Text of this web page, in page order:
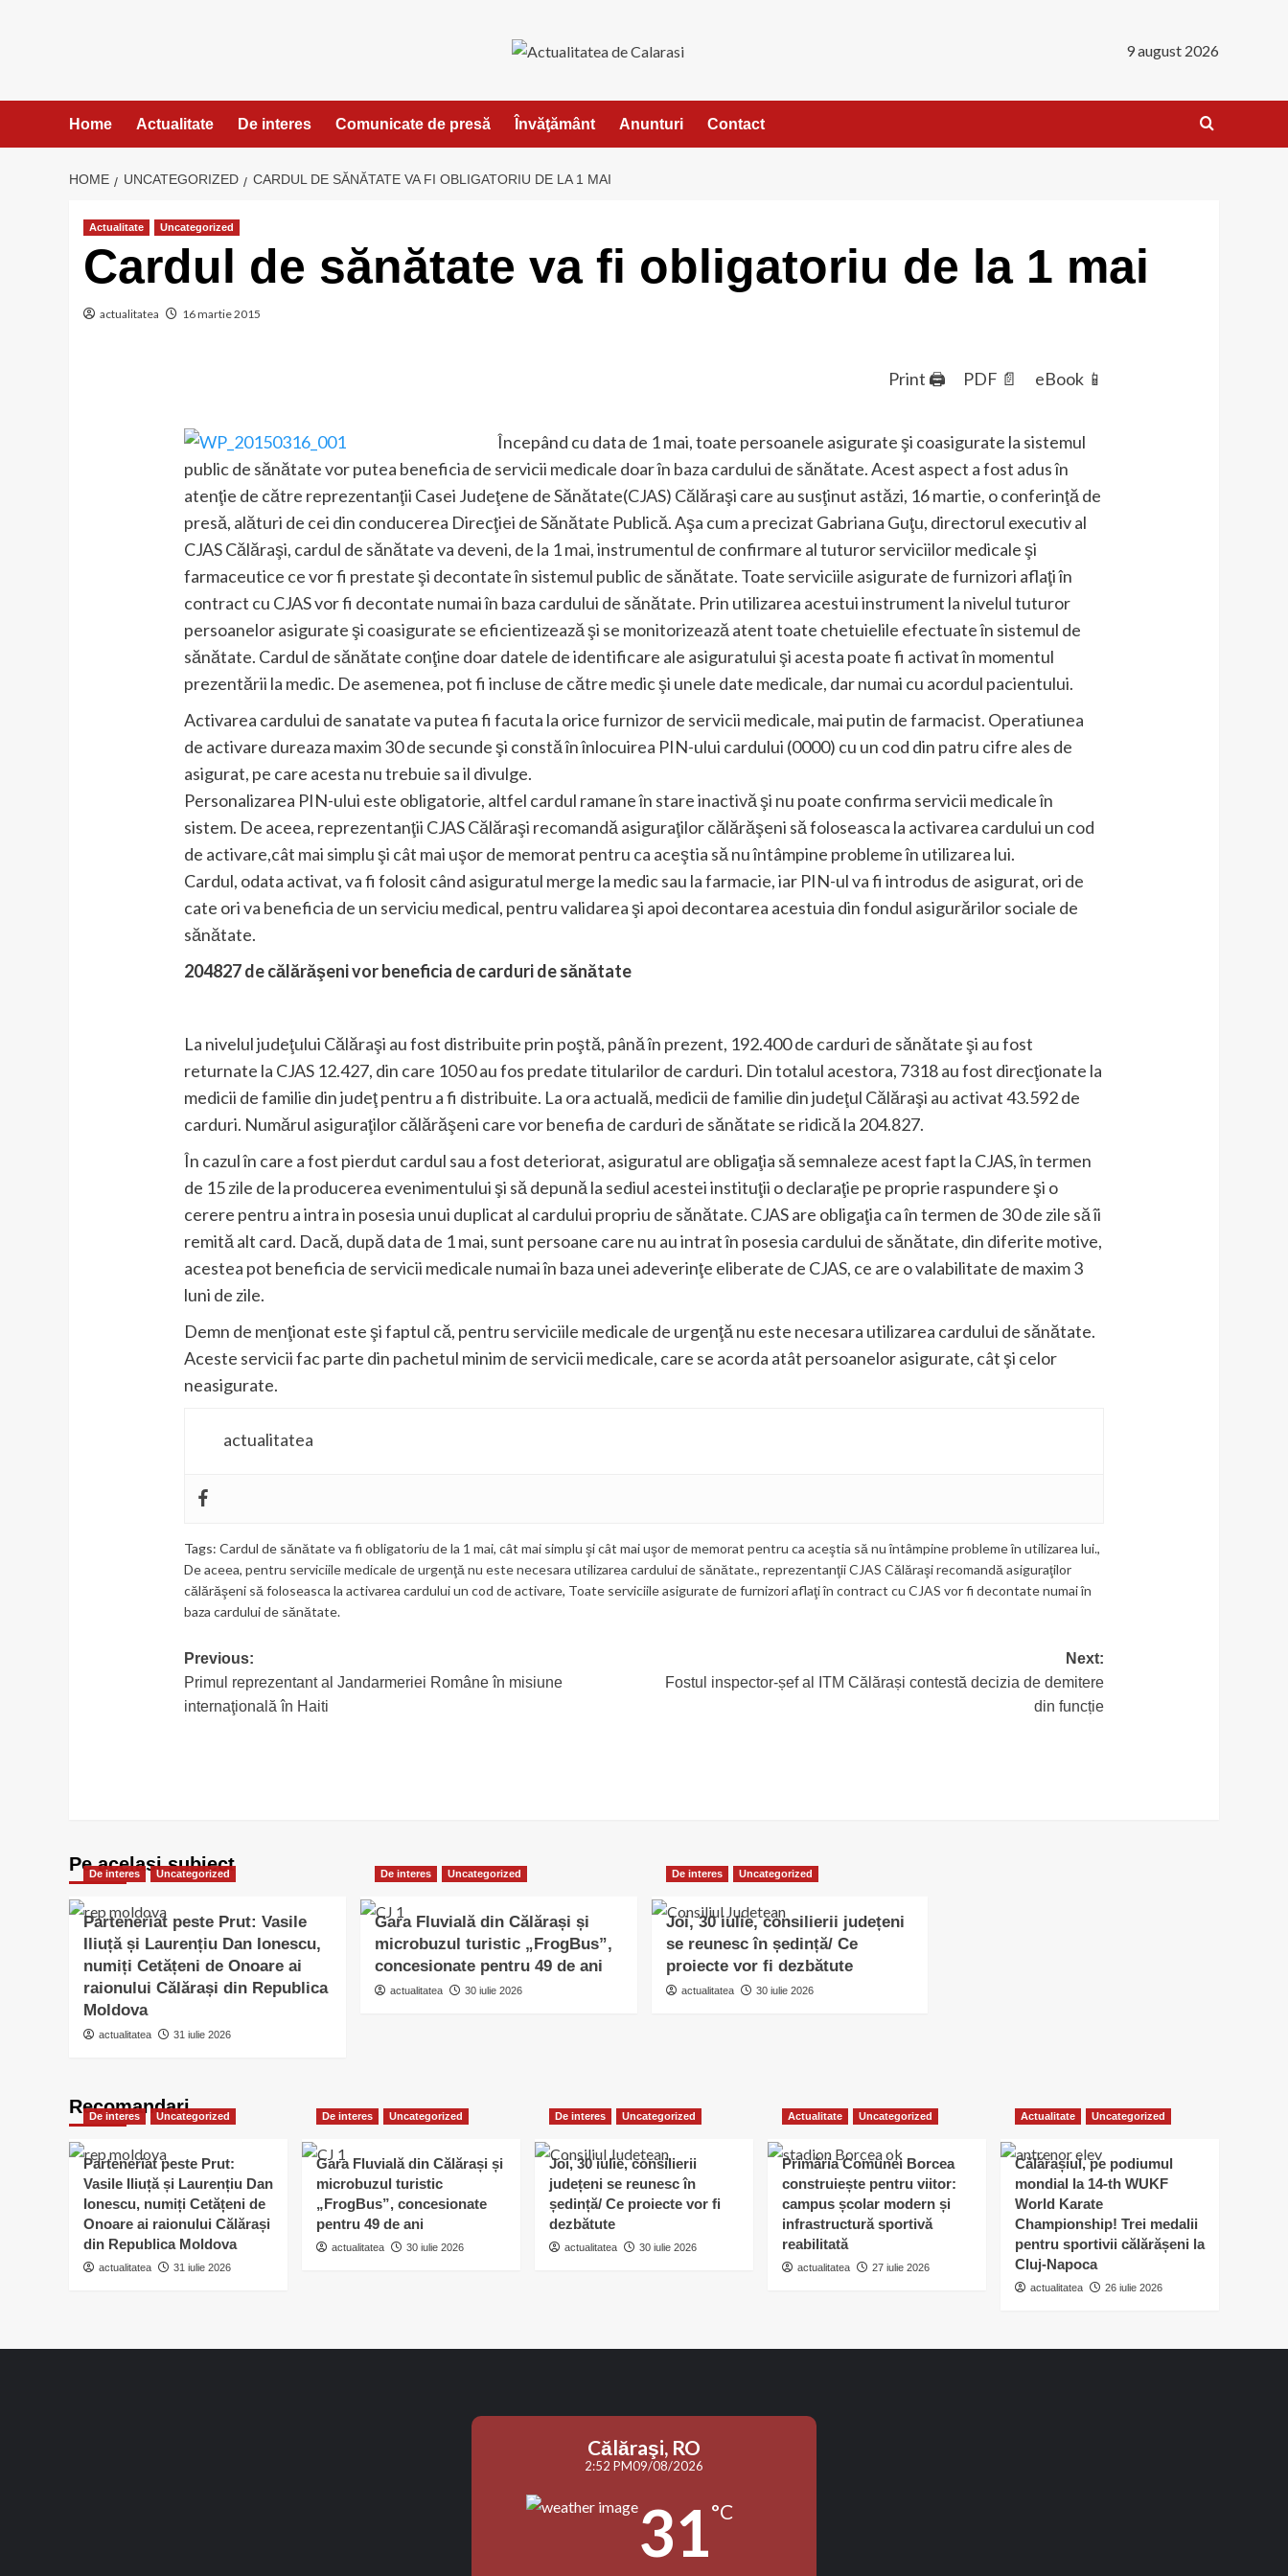
9 august 2026
Home Actualitate De interes Comunicate de presă Învăţământ Anunturi Contact
HOME UNCATEGORIZED CARDUL DE SĂNĂTATE VA FI OBLIGATORIU DE LA 1 MAI
Actualitate Uncategorized
Cardul de sănătate va fi obligatoriu de la 1 mai
actualitatea 16 martie 2015
Print 🖨 PDF 📄 eBook 📱
Începând cu data de 1 mai, toate persoanele asigurate şi coasigurate la sistemul
public de sănătate vor putea beneficia de servicii medicale doar în baza cardului de sănătate. Acest aspect a fost adus în
atenţie de către reprezentanţii Casei Judeţene de Sănătate(CJAS) Călăraşi care au susţinut astăzi, 16 martie, o conferinţă de
presă, alături de cei din conducerea Direcţiei de Sănătate Publică. Aşa cum a precizat Gabriana Guţu, directorul executiv al
CJAS Călăraşi, cardul de sănătate va deveni, de la 1 mai, instrumentul de confirmare al tuturor serviciilor medicale şi
farmaceutice ce vor fi prestate şi decontate în sistemul public de sănătate. Toate serviciile asigurate de furnizori aflaţi în
contract cu CJAS vor fi decontate numai în baza cardului de sănătate. Prin utilizarea acestui instrument la nivelul tuturor
persoanelor asigurate şi coasigurate se eficientizează şi se monitorizează atent toate chetuielile efectuate în sistemul de
sănătate. Cardul de sănătate conţine doar datele de identificare ale asiguratului şi acesta poate fi activat în momentul
prezentării la medic. De asemenea, pot fi incluse de către medic şi unele date medicale, dar numai cu acordul pacientului.
Activarea cardului de sanatate va putea fi facuta la orice furnizor de servicii medicale, mai putin de farmacist. Operatiunea
de activare dureaza maxim 30 de secunde şi constă în înlocuirea PIN-ului cardului (0000) cu un cod din patru cifre ales de
asigurat, pe care acesta nu trebuie sa il divulge.
Personalizarea PIN-ului este obligatorie, altfel cardul ramane în stare inactivă şi nu poate confirma servicii medicale în
sistem. De aceea, reprezentanţii CJAS Călăraşi recomandă asiguraţilor călărăşeni să foloseasca la activarea cardului un cod
de activare,cât mai simplu şi cât mai uşor de memorat pentru ca aceştia să nu întâmpine probleme în utilizarea lui.
Cardul, odata activat, va fi folosit când asiguratul merge la medic sau la farmacie, iar PIN-ul va fi introdus de asigurat, ori de
cate ori va beneficia de un serviciu medical, pentru validarea şi apoi decontarea acestuia din fondul asigurărilor sociale de
sănătate.
204827 de călărăşeni vor beneficia de carduri de sănătate
La nivelul judeţului Călăraşi au fost distribuite prin poştă, până în prezent, 192.400 de carduri de sănătate şi au fost
returnate la CJAS 12.427, din care 1050 au fos predate titularilor de carduri. Din totalul acestora, 7318 au fost direcţionate la
medicii de familie din judeţ pentru a fi distribuite. La ora actuală, medicii de familie din judeţul Călăraşi au activat 43.592 de
carduri. Numărul asiguraţilor călărăşeni care vor benefia de carduri de sănătate se ridică la 204.827.
În cazul în care a fost pierdut cardul sau a fost deteriorat, asiguratul are obligaţia să semnaleze acest fapt la CJAS, în termen
de 15 zile de la producerea evenimentului şi să depună la sediul acestei instituţii o declaraţie pe proprie raspundere şi o
cerere pentru a intra in posesia unui duplicat al cardului propriu de sănătate. CJAS are obligaţia ca în termen de 30 de zile să îi
remită alt card. Dacă, după data de 1 mai, sunt persoane care nu au intrat în posesia cardului de sănătate, din diferite motive,
acestea pot beneficia de servicii medicale numai în baza unei adeverinţe eliberate de CJAS, ce are o valabilitate de maxim 3
luni de zile.
Demn de menţionat este şi faptul că, pentru serviciile medicale de urgenţă nu este necesara utilizarea cardului de sănătate.
Aceste servicii fac parte din pachetul minim de servicii medicale, care se acorda atât persoanelor asigurate, cât şi celor
neasigurate.
actualitatea
Tags:Cardul de sănătate va fi obligatoriu de la 1 mai,cât mai simplu şi cât mai uşor de memorat pentru ca aceştia să nu întâmpine probleme în utilizarea lui.,
De aceea,pentru serviciile medicale de urgenţă nu este necesara utilizarea cardului de sănătate.,reprezentanţii CJAS Călăraşi recomandă asiguraţilor
călărăşeni să foloseasca la activarea cardului un cod de activare, Toate serviciile asigurate de furnizori aflaţi în contract cu CJAS vor fi decontate numai în
baza cardului de sănătate.
Post
navigation
Previous:
Primul reprezentant al Jandarmeriei Române în misiune
internaţională în Haiti
Next:
Fostul inspector-șef al ITM Călărași contestă decizia de demitere
din funcție
Pe acelasi subiect
De interes Uncategorized
Parteneriat peste Prut: Vasile
Iliuță și Laurențiu Dan Ionescu,
numiți Cetățeni de Onoare ai
raionului Călărași din Republica
Moldova
actualitatea 31 iulie 2026
De interes Uncategorized
Gara Fluvială din Călărași și
microbuzul turistic „FrogBus”,
concesionate pentru 49 de ani
actualitatea 30 iulie 2026
De interes Uncategorized
Joi, 30 iulie, consilierii județeni
se reunesc în ședință/ Ce
proiecte vor fi dezbătute
actualitatea 30 iulie 2026
Recomandari
De interes Uncategorized
Parteneriat peste Prut:
Vasile Iliuță și Laurențiu Dan
Ionescu, numiți Cetățeni de
Onoare ai raionului Călărași
din Republica Moldova
actualitatea 31 iulie 2026
De interes Uncategorized
Gara Fluvială din Călărași și
microbuzul turistic
„FrogBus”, concesionate
pentru 49 de ani
actualitatea 30 iulie 2026
De interes Uncategorized
Joi, 30 iulie, consilierii
județeni se reunesc în
ședință/ Ce proiecte vor fi
dezbătute
actualitatea 30 iulie 2026
Actualitate Uncategorized
Primăria Comunei Borcea
construiește pentru viitor:
campus școlar modern și
infrastructură sportivă
reabilitată
actualitatea 27 iulie 2026
Actualitate Uncategorized
Călărașiul, pe podiumul
mondial la 14-th WUKF
World Karate
Championship! Trei medalii
pentru sportivii călărășeni la
Cluj-Napoca
actualitatea 26 iulie 2026
Călăraşi, RO
2:52 PM09/08/2026
31°C